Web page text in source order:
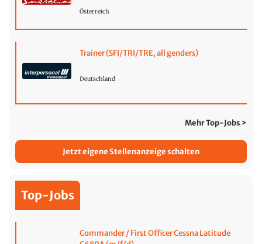
Österreich
Trainer (SFI/TRI/TRE, all genders)
Deutschland
Mehr Top-Jobs >
Jetzt eigene Stellenanzeige schalten
Top-Jobs
Commander / First Officer Cessna Latitude